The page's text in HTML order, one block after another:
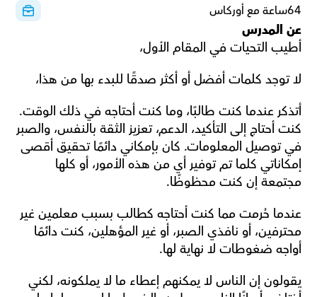
64ساعة مع أوركاس
عن المدرس
أطيب التحيات في المقام الأول،
لا توجد كلمات أفضل أو أكثر صدقًا للبدء بها من هذا،
مجتمعة إن كنت محظوظًا.
أواجه ضغوطات لا نهاية لها.